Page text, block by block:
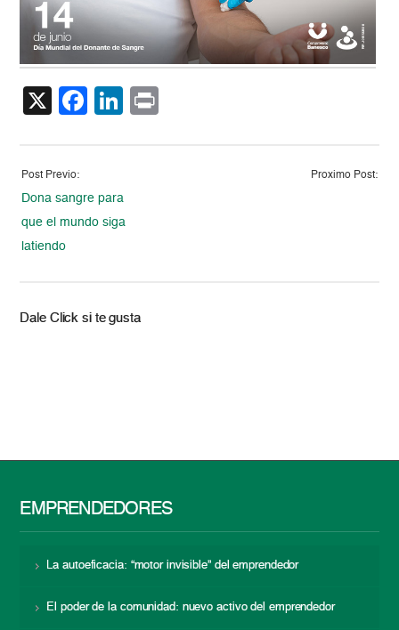
X Facebook
LinkedIn
Post Previo:
Dona sangre para
que el mundo siga
latiendo
Proximo Post:
Dale Click si te gusta
EMPRENDEDORES
La autoeficacia: “motor invisible” del emprendedor
El poder de la comunidad: nuevo activo del emprendedor